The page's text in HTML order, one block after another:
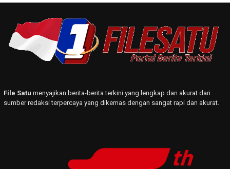
File Satu menyajikan berita-berita terkini yang lengkap dan akurat dari
sumber redaksi terpercaya yang dikemas dengan sangat rapi dan akurat.